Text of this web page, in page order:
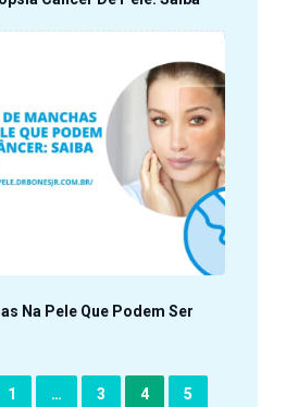
Na Pele Que Podem Ser
1 … 3 4
5